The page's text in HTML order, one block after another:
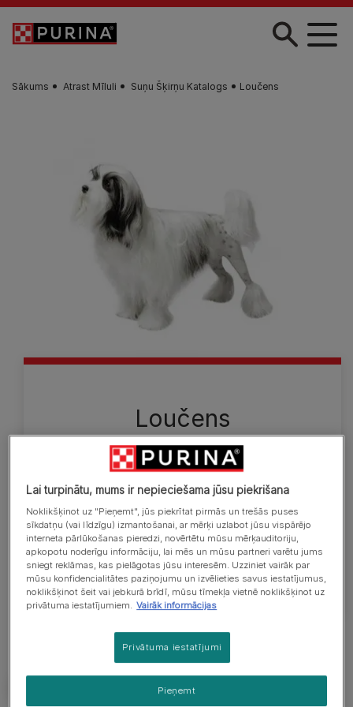
Skip to main content
Sākums Atrast Mīluli Suņu Šķirņu Katalogs Loučens
Loučens
Loučens ir viens no lielākajiem klēpja sunīšiem.
Pieauguša suņa augstums skaustā ir 25–33 cm,
bet svars — no 4 līdz 8 kg. Tā garais, zīdainais
apmatojums ir kā lauvai — garas krēpes ap
krūškurvi un pie priekškājām, bet īss pie
pakaļkājām. Apmatojums var būt jebkādā krāsā vai
krāsu kombinācijā.
Lai turpinātu, mums ir nepieciešama jūsu piekrišana
Noklikšķinot uz "Pieņemt", jūs piekrītat pirmās un trešās puses
sīkdatņu (vai līdzīgu) izmantošanai, ar mērķi uzlabot jūsu vispārējo
interneta pārlūkošanas pieredzi, novērtētu mūsu mērķauditoriju,
apkopotu noderīgu informāciju, lai mēs un mūsu partneri varētu jums
sniegt reklāmas, kas pielāgotas jūsu interesēm. Uzziniet vairāk par
mūsu konfidencialitātes paziņojumu un izvēlieties savus iestatījumus,
noklikšķinot šeit vai jebkurā brīdī, mūsu tīmekļa vietnē noklikšķinot uz
privātuma iestatījumiem. Vairāk informācijas
Privātuma iestatījumi
Pieņemt